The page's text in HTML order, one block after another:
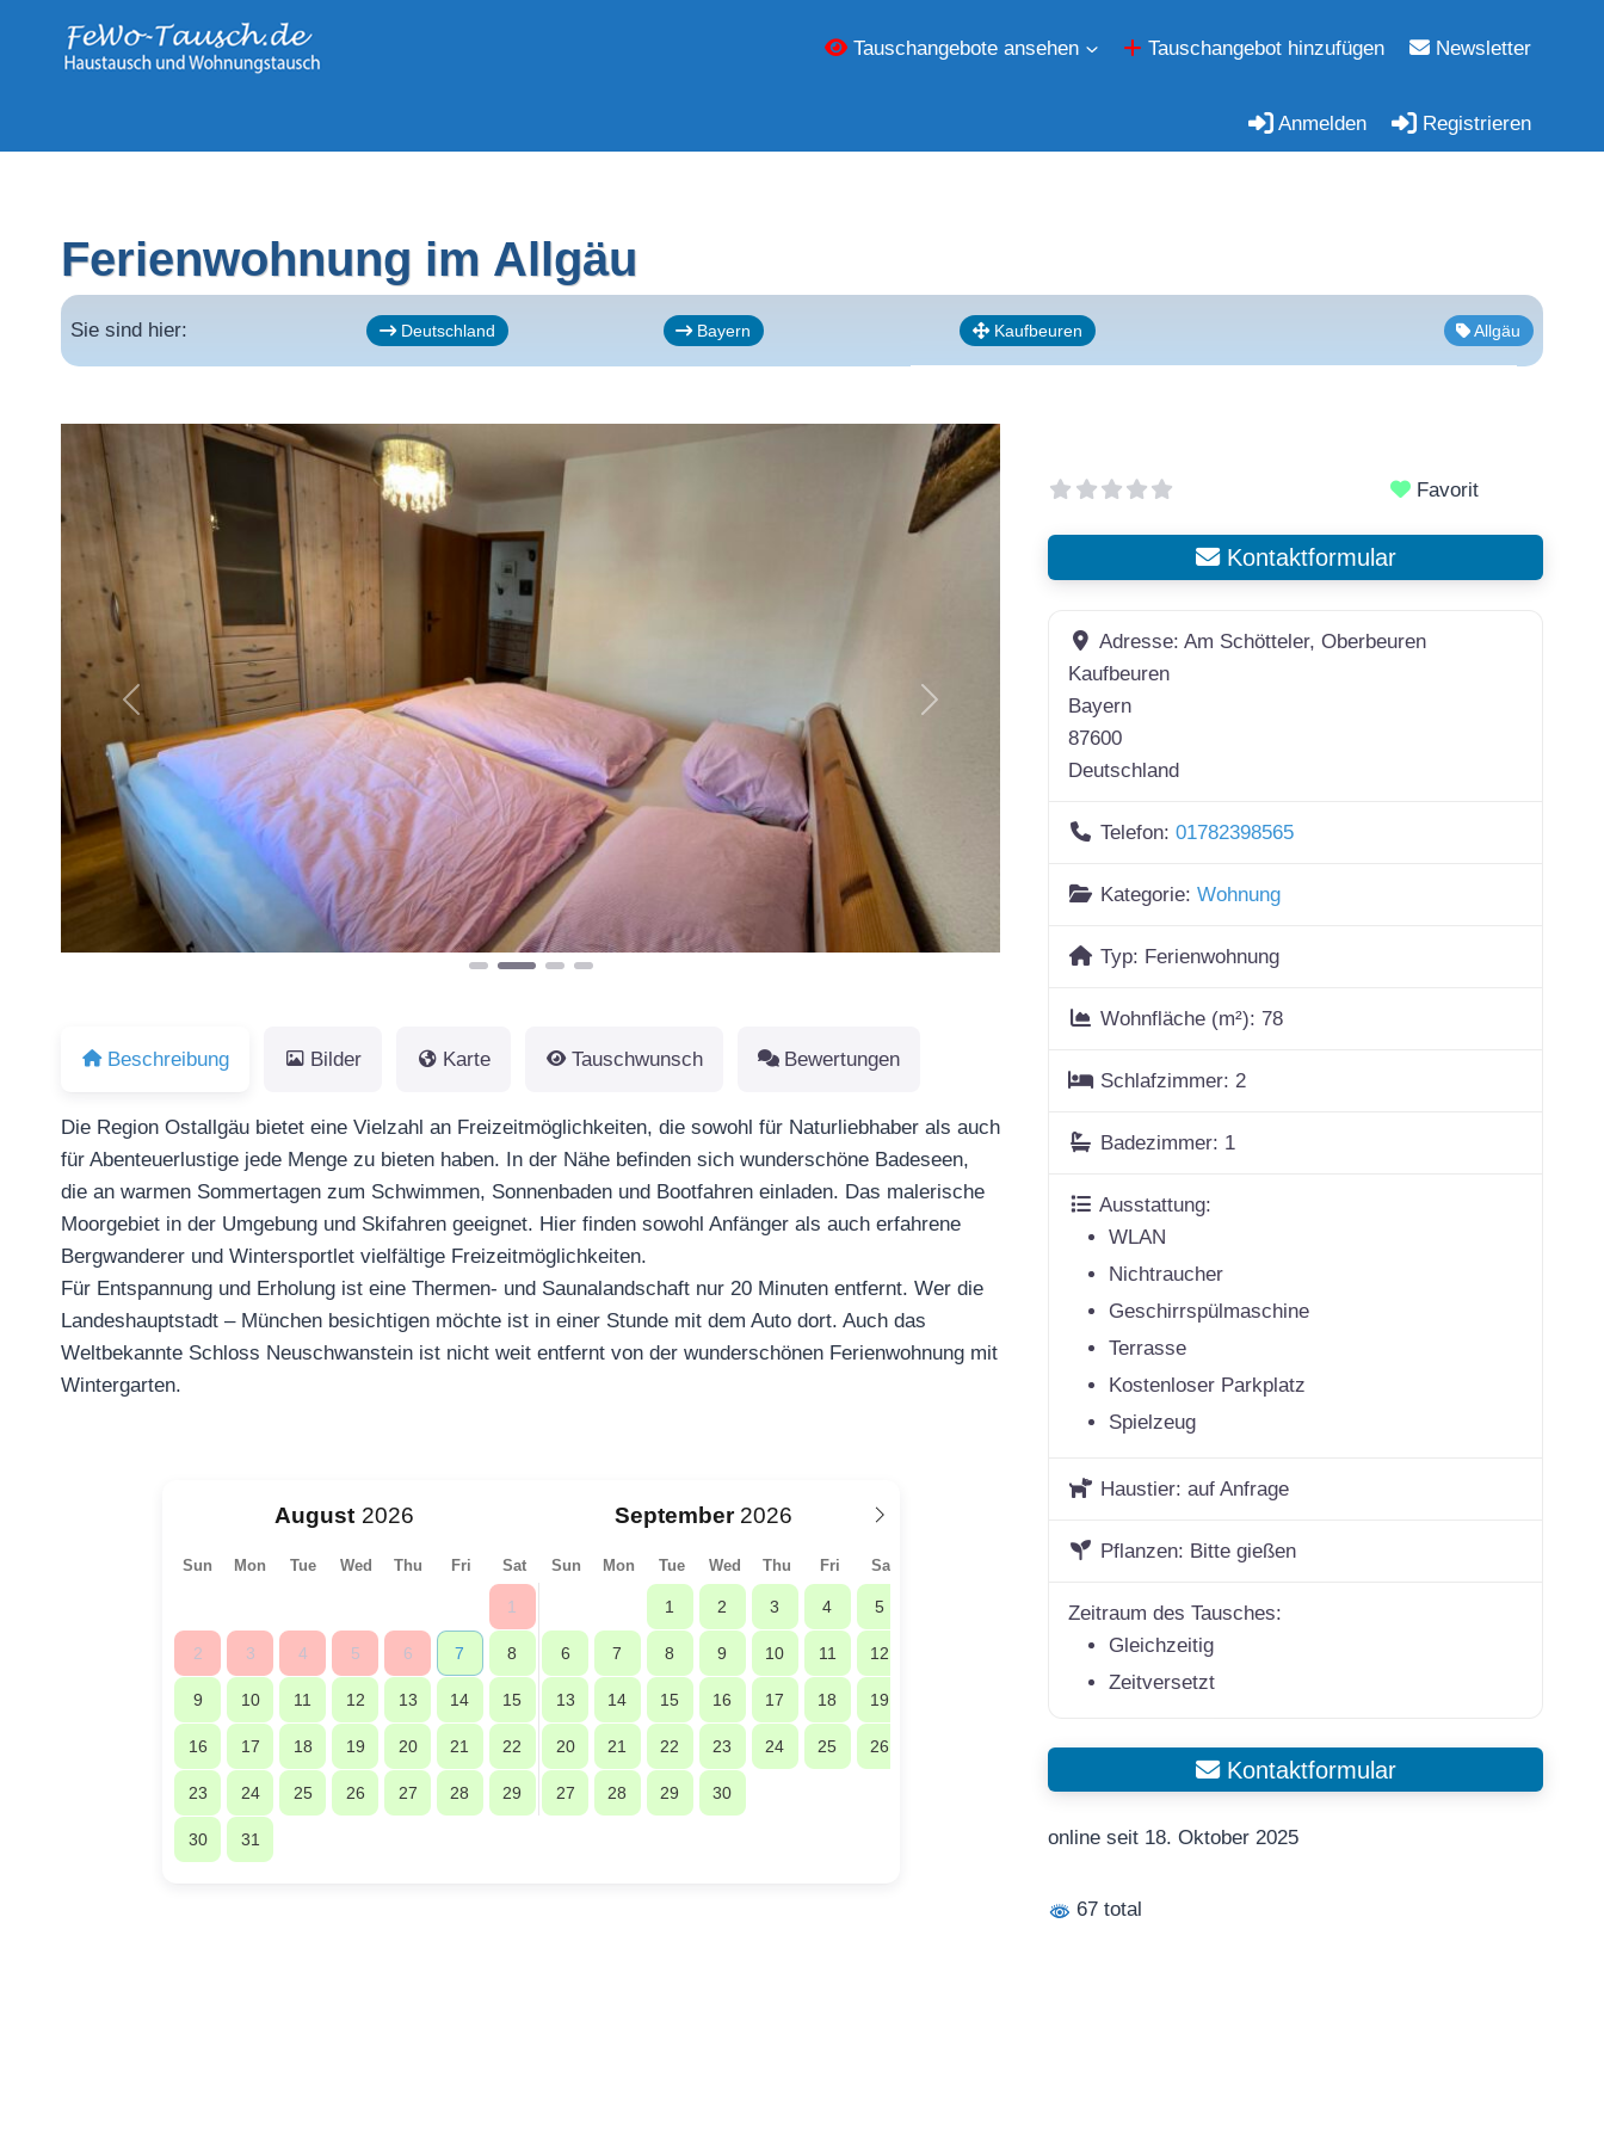
Tauschangebote ansehen Tauschangebot hinzufügen Newsletter
Anmelden Registrieren
Ferienwohnung im Allgäu
Sie sind hier: Deutschland Bayern Kaufbeuren Allgäu
Vorheriges Nächstes
Beschreibung Bilder Karte Tauschwunsch Bewertungen
Die Region Ostallgäu bietet eine Vielzahl an Freizeitmöglichkeiten, die sowohl für Naturliebhaber als auch
für Abenteuerlustige jede Menge zu bieten haben. In der Nähe befinden sich wunderschöne Badeseen,
die an warmen Sommertagen zum Schwimmen, Sonnenbaden und Bootfahren einladen. Das malerische
Moorgebiet in der Umgebung und Skifahren geeignet. Hier finden sowohl Anfänger als auch erfahrene
Bergwanderer und Wintersportlet vielfältige Freizeitmöglichkeiten.
Für Entspannung und Erholung ist eine Thermen- und Saunalandschaft nur 20 Minuten entfernt. Wer die
Landeshauptstadt – München besichtigen möchte ist in einer Stunde mit dem Auto dort. Auch das
Weltbekannte Schloss Neuschwanstein ist nicht weit entfernt von der wunderschönen Ferienwohnung mit
Wintergarten.
August September
Sun Mon Tue Wed Thu Fri Sat Sun Mon Tue Wed Thu Fri Sat
1
2 3 4 5 6 7 8
9 10 11 12 13 14 15
16 17 18 19 20 21 22
23 24 25 26 27 28 29
30 31
1 2 3 4 5
6 7 8 9 10 11 12
13 14 15 16 17 18 19
20 21 22 23 24 25 26
27 28 29 30
Favorit
Kontaktformular
Adresse: Am Schötteler, Oberbeuren
Kaufbeuren
Bayern
87600
Deutschland
Telefon: 01782398565
Kategorie: Wohnung
Typ: Ferienwohnung
Wohnfläche (m²): 78
Schlafzimmer: 2
Badezimmer: 1
Ausstattung:
WLAN
Nichtraucher
Geschirrspülmaschine
Terrasse
Kostenloser Parkplatz
Spielzeug
Haustier: auf Anfrage
Pflanzen: Bitte gießen
Zeitraum des Tausches:
Gleichzeitig
Zeitversetzt
Kontaktformular
online seit 18. Oktober 2025
67 total